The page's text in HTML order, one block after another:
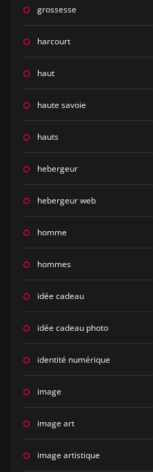
grossesse
harcourt
haut
haute savoie
hauts
hebergeur
hebergeur web
homme
hommes
idée cadeau
idée cadeau photo
identité numérique
image
image art
image artistique